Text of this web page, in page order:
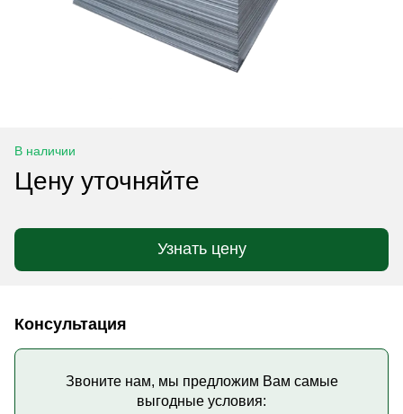
В наличии
Цену уточняйте
Узнать цену
Консультация
Звоните нам, мы предложим Вам самые
выгодные условия: